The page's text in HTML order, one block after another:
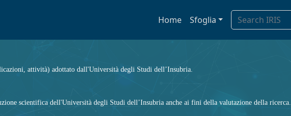
Home Sfoglia
attività) adottato dall'Università degli Studi dell’Insubria.
scientifica dell'Università degli Studi dell’Insubria anche ai fini della valutazione della ricerca.